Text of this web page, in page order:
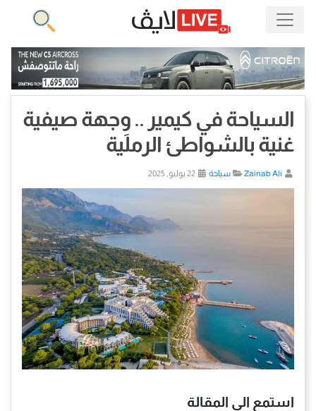
السياحة في كيمير .. وِجهة صيفية
غنية بالشواطئ الرملية
Zainab Ali سياحة
استمع الي المقالة